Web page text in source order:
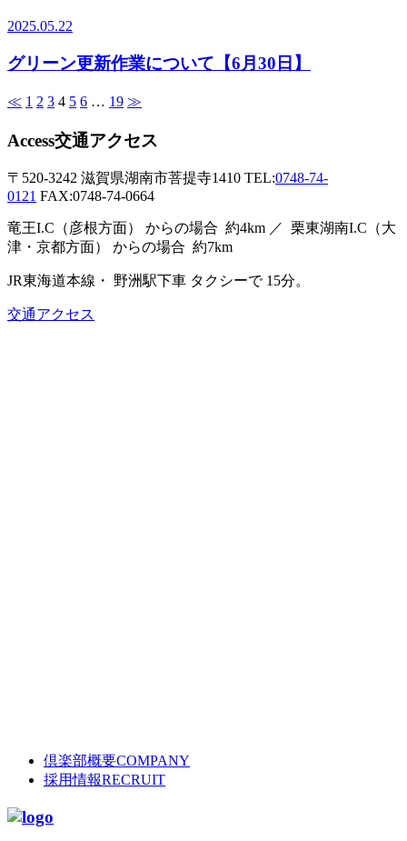
2025.05.22
グリーン更新作業について【6月30日】
≪ 1 2 3 4 5 6 … 19 ≫
Access交通アクセス
〒520-3242 滋賀県湖南市菩提寺1410 TEL:0748-74-
0121 FAX:0748-74-0664
竜王I.C（彦根方面） からの場合 約4km ／ 栗東湖南I.C（大
津・京都方面）
からの場合 約7km
JR東海道本線・ 野洲駅下車 タクシーで 15分。
交通アクセス
倶楽部概要COMPANY
採用情報RECRUIT